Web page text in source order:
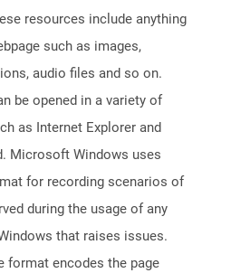
resources include anything
such as images,
audio files and so on.
be opened in a variety of
as Internet Explorer and
Microsoft Windows uses
for recording scenarios of
during the usage of any
that raises issues.
format encodes the page